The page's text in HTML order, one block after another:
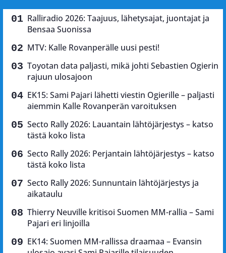
Ralliradio 2026: Taajuus, lähetysajat, juontajat ja
Bensaa Suonissa
MTV: Kalle Rovanperälle uusi pesti!
Toyotan data paljasti, mikä johti Sebastien Ogierin
rajuun ulosajoon
EK15: Sami Pajari lähetti viestin Ogierille – paljasti
aiemmin Kalle Rovanperän varoituksen
Secto Rally 2026: Lauantain lähtöjärjestys – katso
tästä koko lista
Secto Rally 2026: Perjantain lähtöjärjestys – katso
tästä koko lista
Secto Rally 2026: Sunnuntain lähtöjärjestys ja
aikataulu
Thierry Neuville kritisoi Suomen MM-rallia – Sami
Pajari eri linjoilla
EK14: Suomen MM-rallissa draamaa – Evansin